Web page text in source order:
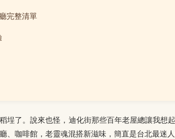
完整清單
埕了。說來也怪，迪化街那些百年老屋總讓我想
、咖啡館，老靈魂混搭新滋味，簡直是台北最迷人